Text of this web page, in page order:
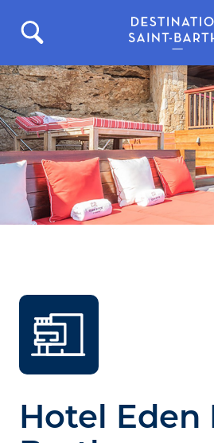
Hotel Eden